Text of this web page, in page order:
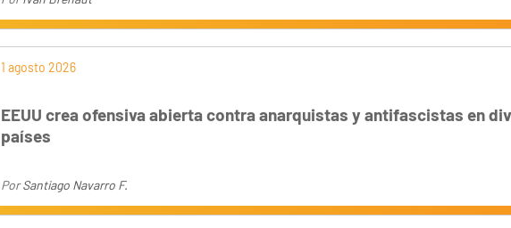
1 agosto 2026
EEUU crea ofensiva abierta contra anarquistas y antifascistas en
países
PorSantiago Navarro F.